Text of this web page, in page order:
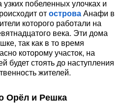
побеленных улочках и
отостроваАнафи в
которого работали на
века. Эти дома
так как в то время
которому участок, на
будет стоять до наступления
жителей.
Орёл и Решка